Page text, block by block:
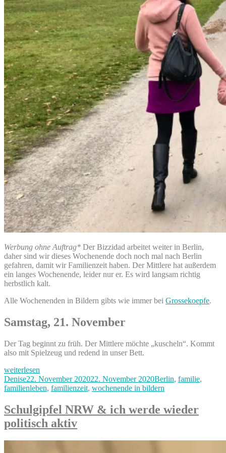
Werbung ohne Auftrag* Der Bizzidad arbeitet weiter in Berlin,
daher sind wir dieses Wochenende doch noch mal nach Berlin
gefahren, damit wir Familienzeit haben. Der Mittlere hat außerdem
ein langes Wochenende, leider nur er. Es wird langsam richtig
herbstlich kalt.
Alle Wochenenden in Bildern gibts wie immer bei Grossekoepfe.
Samstag, 21. November
Der Tag beginnt zu früh. Der Mittlere möchte „kuscheln“. Kommt
also mit Spielzeug und redend in unser Bett.
„Es
wird
kalt!
und
Wollwalk
in
–
weiterlesen
Autor
DeniseVeröffentlicht
am
22. November 202022. November 2020Kategorien
Berlin, familie,
familienleben, familienzeit, wochenende in bildern
Schulgipfel NRW & ich werde wieder
politisch aktiv